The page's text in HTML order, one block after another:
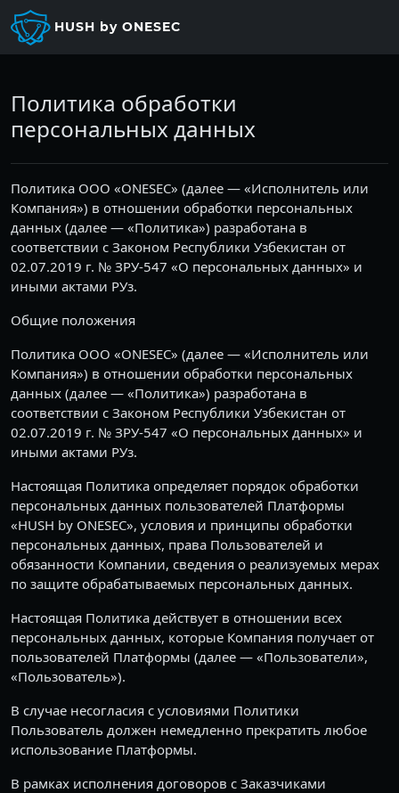
Перейти к основному содержанию
HUSH by ONESEC
Политика обработки
персональных данных
Политика ООО «ONESEC» (далее — «Исполнитель или
Компания») в отношении обработки персональных
данных (далее — «Политика») разработана в
соответствии с Законом Республики Узбекистан от
02.07.2019 г. № ЗРУ-547 «О персональных данных» и
иными актами РУз.
Общие положения
Политика ООО «ONESEC» (далее — «Исполнитель или
Компания») в отношении обработки персональных
данных (далее — «Политика») разработана в
соответствии с Законом Республики Узбекистан от
02.07.2019 г. № ЗРУ-547 «О персональных данных» и
иными актами РУз.
Настоящая Политика определяет порядок обработки
персональных данных пользователей Платформы
«HUSH by ONESEC», условия и принципы обработки
персональных данных, права Пользователей и
обязанности Компании, сведения о реализуемых мерах
по защите обрабатываемых персональных данных.
Настоящая Политика действует в отношении всех
персональных данных, которые Компания получает от
пользователей Платформы (далее — «Пользователи»,
«Пользователь»).
В случае несогласия с условиями Политики
Пользователь должен немедленно прекратить любое
использование Платформы.
В рамках исполнения договоров с Заказчиками